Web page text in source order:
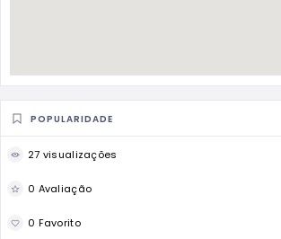
POPULARIDADE
27 visualizações
0 Avaliação
0 Favorito